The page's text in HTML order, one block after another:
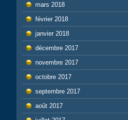
mars 2018
février 2018
janvier 2018
décembre 2017
novembre 2017
octobre 2017
septembre 2017
août 2017